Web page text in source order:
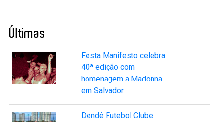
Últimas
Festa Manifesto celebra
40ª edição com
homenagem a Madonna
em Salvador
Dendê Futebol Clube